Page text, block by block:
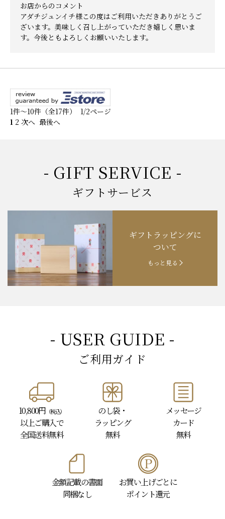
お店からのコメント
アダチジュンイチ様この度はご利用いただきありがとうご
ざいます。美味しく召し上がっていただき嬉しく思いま
す。今後ともよろしくお願いいたします。
1件～10件（全17件） 1/2ページ
1 2 次へ 最後へ
- GIFT SERVICE -
ギフトサービス
ギフトラッピングに
ついて
もっと見る
- USER GUIDE -
ご利用ガイド
10,800円 （税込）
以上ご購入で
全国送料無料
のし袋・
ラッピング
無料
メッセージ
カード
無料
金額記載の書面
同梱なし
お買い上げごとに
ポイント還元